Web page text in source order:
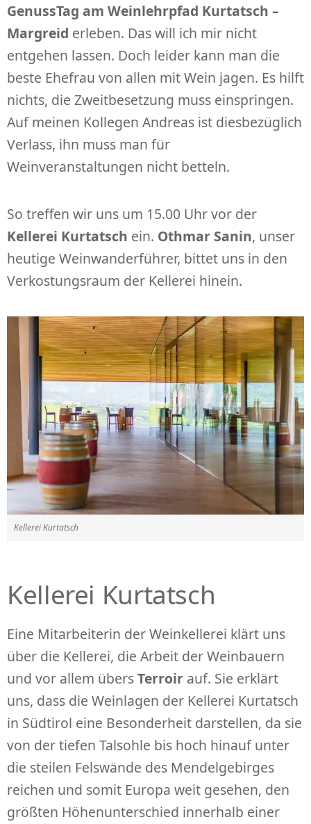
GenussTag am Weinlehrpfad Kurtatsch –
Margreid erleben. Das will ich mir nicht
entgehen lassen. Doch leider kann man die
beste Ehefrau von allen mit Wein jagen. Es hilft
nichts, die Zweitbesetzung muss einspringen.
Auf meinen Kollegen Andreas ist diesbezüglich
Verlass, ihn muss man für
Weinveranstaltungen nicht betteln.
So treffen wir uns um 15.00 Uhr vor der
Kellerei Kurtatsch ein. Othmar Sanin, unser
heutige Weinwanderführer, bittet uns in den
Verkostungsraum der Kellerei hinein.
Kellerei Kurtatsch
Kellerei Kurtatsch
Eine Mitarbeiterin der Weinkellerei klärt uns
über die Kellerei, die Arbeit der Weinbauern
und vor allem übersTerroir auf. Sie erklärt
uns, dass die Weinlagen der Kellerei Kurtatsch
in Südtirol eine Besonderheit darstellen, da sie
von der tiefen Talsohle bis hoch hinauf unter
die steilen Felswände des Mendelgebirges
reichen und somit Europa weit gesehen, den
größten Höhenunterschied innerhalb einer